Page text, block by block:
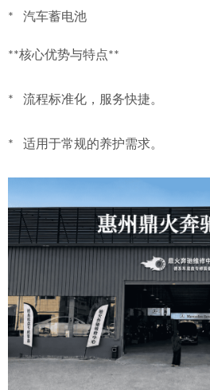
*   汽车蓄电池
**核心优势与特点**
*   流程标准化，服务快捷。
*   适用于常规的养护需求。